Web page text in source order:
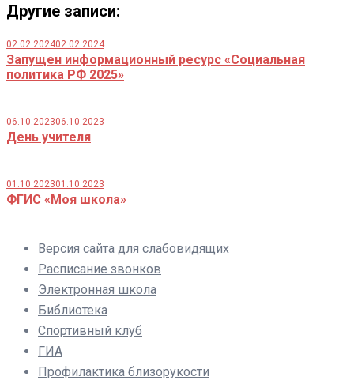
Другие записи:
02.02.202402.02.2024
Запущен информационный ресурс «Социальная
политика РФ 2025»
06.10.202306.10.2023
День учителя
01.10.202301.10.2023
ФГИС «Моя школа»
Версия сайта для слабовидящих
Расписание звонков
Электронная школа
Библиотека
Спортивный клуб
ГИА
Профилактика близорукости